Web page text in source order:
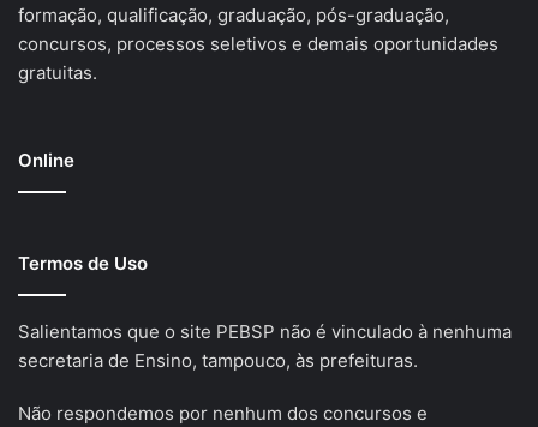
formação, qualificação, graduação, pós-graduação,
concursos, processos seletivos e demais oportunidades
gratuitas.
Online
Termos de Uso
Salientamos que o site PEBSP não é vinculado à nenhuma
secretaria de Ensino, tampouco, às prefeituras.
Não respondemos por nenhum dos concursos e